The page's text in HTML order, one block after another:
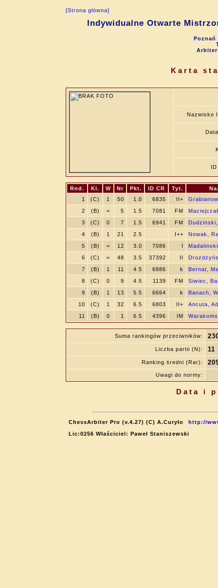
[Strona główna]
Indywidualne Otwarte
Poznań
Karta
Nazwisko
Rnd. Kl. W Nr Pkt. ID CR Tyt.
1
(C) 1 50 1.0 6835 II+
2
(B) = 5 1.5 7081 FM
3
(C) 0 7 1.5 6941 FM
4
(B) 1 21 2.5 I++
Nowak,
5
(B) = 12 3.0 7086 I
6
(C) = 48 3.5 37392 II
7
(B) 1 11 4.5 6886 k
Bernat,
8
(C) 0 9 4.5 1139 FM
Siwiec,
9
(B) 1 13 5.5 6664 k
Banach,
10
(C) 1 32 6.5 6803 II+
Ancuta,
11
(B) 0 1 6.5 4396 IM
Suma rankingów przeciwników:
Liczba partii (N): 11
Ranking średni (Rar):
Uwagi do normy:
Data i
ChessArbiter Pro (v.4.27) (C) A.Curyło
http://
Lic:0256 Właściciel: Paweł Staniszewski